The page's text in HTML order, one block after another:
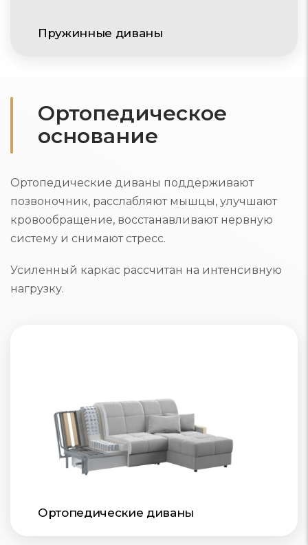
Пружинные диваны
Ортопедическое
основание
Ортопедические диваны поддерживают
позвоночник, расслабляют мышцы, улучшают
кровообращение, восстанавливают нервную
систему и снимают стресс.
Усиленный каркас рассчитан на интенсивную
нагрузку.
Ортопедические диваны